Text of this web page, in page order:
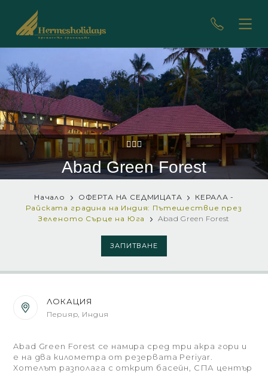
Abad Green Forest
Начало ОФЕРТА НА СЕДМИЦАТА
КЕРАЛА -
Райската градина на Индия: Пътешествие през
Зеленото Сърце на Юга
Abad Green Forest
ЗАПИТВАНЕ
ЛОКАЦИЯ
Перияр, Индия
Abad Green Forest се намира сред три акра гори и
е на два километра от резервата Periyar.
Хотелът разполага с открит басейн, СПА център